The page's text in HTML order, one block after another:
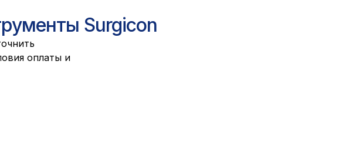
Surgicon
оплаты и